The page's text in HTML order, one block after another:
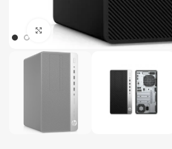
Click to enlarge